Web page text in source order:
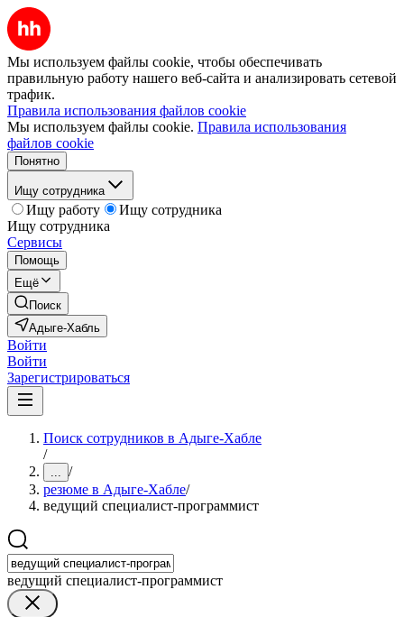
Мы используем файлы cookie, чтобы обеспечивать
правильную работу нашего веб-сайта и анализировать сетевой
трафик.
Правила использования файлов cookie
Мы используем файлы cookie. Правила использования
файлов cookie
Понятно
Ищу сотрудника
Ищу работу
Ищу сотрудника
Ищу сотрудника
Сервисы
Помощь
Ещё
Поиск
Адыге-Хабль
Войти
Войти
Зарегистрироваться
Поиск сотрудников в Адыге-Хабле
/
... /
резюме в Адыге-Хабле/
ведущий специалист-программист
ведущий специалист-программист